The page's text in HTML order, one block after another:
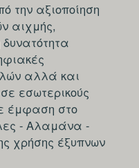
Πρασίνου» του
Μέριανου
Λαμίας
Κοντόπουλος»
Δευτέρα
Πρασίνου» του
την αξιοποίηση
αιχμής,
αλλά και
εσωτερικούς
έμφαση στο
- Αλαμάνα -
χρήσης έξυπνων